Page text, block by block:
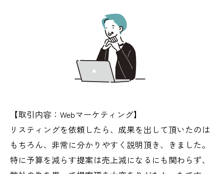
【取引内容：Webマーケティング】
リスティングを依頼したら、成果を出して頂いたのは
もちろん、非常に分かりやすく説明頂き、きました。
特に予算を減らす提案は売上減になるにも関わらず、